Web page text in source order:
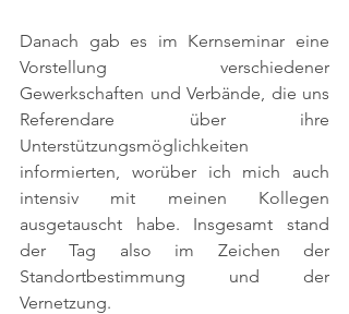
Danach gab es im Kernseminar eine
Vorstellung verschiedener
Gewerkschaften und Verbände, die uns
Referendare über ihre
Unterstützungsmöglichkeiten
informierten, worüber ich mich auch
intensiv mit meinen Kollegen
ausgetauscht habe. Insgesamt stand
der Tag also im Zeichen der
Standortbestimmung und der
Vernetzung.